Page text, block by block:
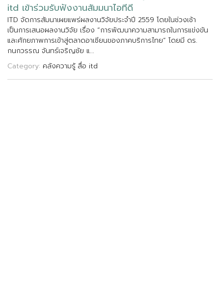
itd เขารวมรบฟงงานสมมนาไอทด
ITD จดการสมนาเผยแพรผลงานวจยประจป 2559 โดยในชวงเชา
เปนการเสนอผลงานวจย เรอง “การพฒนาความสามารถในการแขงขน
และศกยภาพการเขาสตลาดอาเซยนของภาคบรการไทย” โดยม ดร.
กนกวรรณ จนทรเจรญชย แ...
Category: คลังความรู้ สื่อ itd